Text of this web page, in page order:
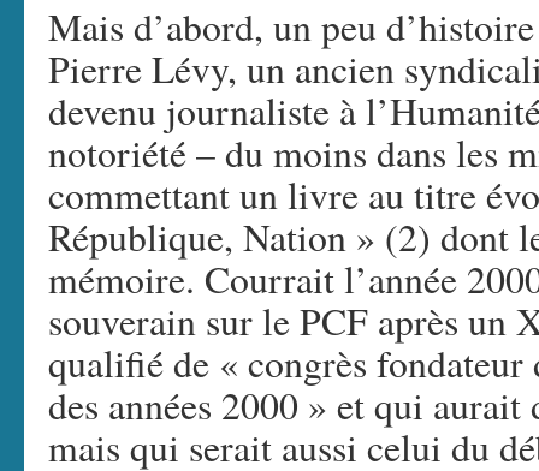
Mais d’abord, un peu
Pierre Lévy, un ancien
devenu journaliste à
notoriété – du moins dans les
commettant un livre au titre
République, Nation » (2) dont
mémoire. Courrait l’année
souverain sur le PCF après un
qualifié de « congrès
des années 2000 » et qui
mais qui serait aussi celui du